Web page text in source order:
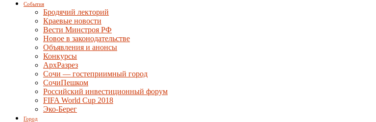
События
Бродячий лекторий
Краевые новости
Вести Минстроя РФ
Новое в законодательстве
Объявления и анонсы
Конкурсы
АрхРазрез
Сочи — гостеприимный город
СочиПешком
Российский инвестиционный форум
FIFA World Cup 2018
Эко-Берег
Город